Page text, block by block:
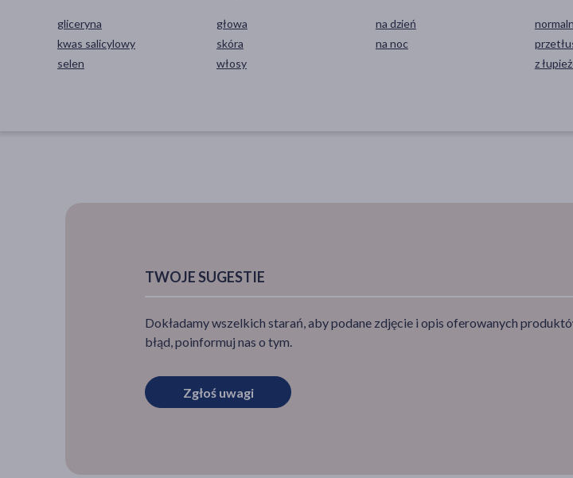
gliceryna
kwas salicylowy
selen
głowa
skóra
włosy
na dzień
na noc
z
TWOJE SUGESTIE
Dokładamy wszelkich starań, aby podane zdjęcie i opis oferowanych
błąd, poinformuj nas o tym.
Zgłoś uwagi